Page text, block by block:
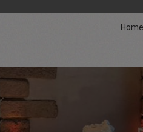
Home